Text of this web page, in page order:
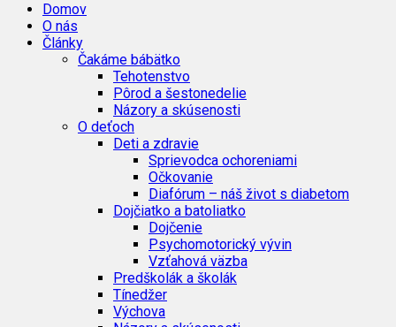
Domov
O nás
Články
Čakáme bábätko
Tehotenstvo
Pôrod a šestonedelie
Názory a skúsenosti
O deťoch
Deti a zdravie
Sprievodca ochoreniami
Očkovanie
Diafórum – náš život s diabetom
Dojčiatko a batoliatko
Dojčenie
Psychomotorický vývin
Vzťahová väzba
Predškolák a školák
Tínedžer
Výchova